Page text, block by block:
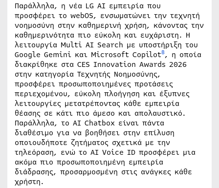
Παράλληλα, η νέα LG AI εμπειρία που
προσφέρει το webOS, ενσωματώνει την τεχνητή
νοημοσύνη στην καθημερινή χρήση, κάνοντας την
καθημερινότητα πιο εύκολη και ευχάριστη. Η
λειτουργία Multi AI Search με υποστήριξη του
Google Gemini και Microsoft Copilot8, η οποία
διακρίθηκε στα CES Innovation Awards 2026
στην κατηγορία Τεχνητής Νοημοσύνης,
προσφέρει προσωποποιημένες προτάσεις
περιεχομένου, εύκολη πλοήγηση και έξυπνες
λειτουργίες μετατρέποντας κάθε εμπειρία
θέασης σε κάτι πιο άμεσο και απολαυστικό.
Παράλληλα, το AI Chatbox είναι πάντα
διαθέσιμο για να βοηθήσει στην επίλυση
οποιουδήποτε ζητήματος σχετικά με την
τηλεόραση, ενώ το AI Voice ID προσφέρει μια
ακόμα πιο προσωποποιημένη εμπειρία
διάδρασης, προσαρμοσμένη στις ανάγκες κάθε
χρήστη.